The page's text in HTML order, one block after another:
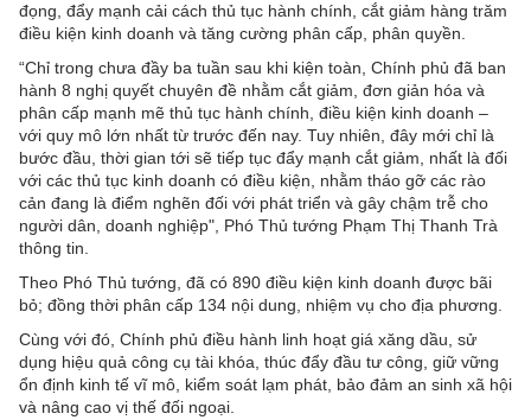
đọng, đẩy mạnh cải cách thủ tục hành chính, cắt giảm hàng trăm
điều kiện kinh doanh và tăng cường phân cấp, phân quyền.
“Chỉ trong chưa đầy ba tuần sau khi kiện toàn, Chính phủ đã ban
hành 8 nghị quyết chuyên đề nhằm cắt giảm, đơn giản hóa và
phân cấp mạnh mẽ thủ tục hành chính, điều kiện kinh doanh –
với quy mô lớn nhất từ trước đến nay. Tuy nhiên, đây mới chỉ là
bước đầu, thời gian tới sẽ tiếp tục đẩy mạnh cắt giảm, nhất là đối
với các thủ tục kinh doanh có điều kiện, nhằm tháo gỡ các rào
cản đang là điểm nghẽn đối với phát triển và gây chậm trễ cho
người dân, doanh nghiệp", Phó Thủ tướng Phạm Thị Thanh Trà
thông tin.
Theo Phó Thủ tướng, đã có 890 điều kiện kinh doanh được bãi
bỏ; đồng thời phân cấp 134 nội dung, nhiệm vụ cho địa phương.
Cùng với đó, Chính phủ điều hành linh hoạt giá xăng dầu, sử
dụng hiệu quả công cụ tài khóa, thúc đẩy đầu tư công, giữ vững
ổn định kinh tế vĩ mô, kiểm soát lạm phát, bảo đảm an sinh xã hội
và nâng cao vị thế đối ngoại.